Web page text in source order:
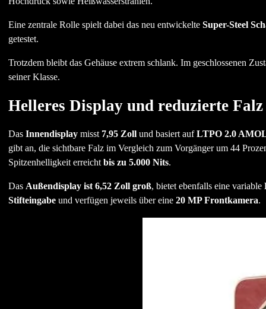
Eine zentrale Rolle spielt dabei das neu entwickelte Super-Steel
getestet.
Trotzdem bleibt das Gehäuse extrem schlank. Im geschlossenen
seiner Klasse.
Helleres Display und reduzierte Falz
Das Innendisplaymisst 7,95 Zollund basiert aufLTPO 2.0
gibt an, die sichtbare Falz im Vergleich zum Vorgänger um 44
Spitzenhelligkeit erreicht bis zu 5.000 Nits.
Das Außendisplay ist 6,52 Zoll groß, bietet ebenfalls eine variable
Stifteingabeund verfügen jeweils über eine 20 MP Frontkamera.